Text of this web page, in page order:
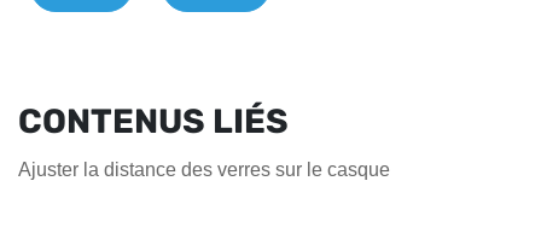
CONTENUS LIÉS
Ajuster la distance des verres sur le casque